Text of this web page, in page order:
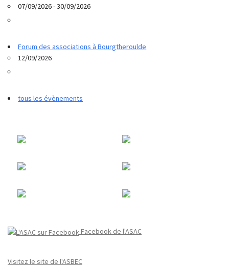
07/09/2026 - 30/09/2026
Forum des associations à Bourgtheroulde
12/09/2026
tous les évènements
Facebook de l'ASAC
Visitez le site de l'ASBEC